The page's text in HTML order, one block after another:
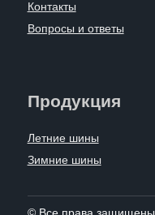
Контакты
Вопросы и ответы
Продукция
Летние шины
Зимние шины